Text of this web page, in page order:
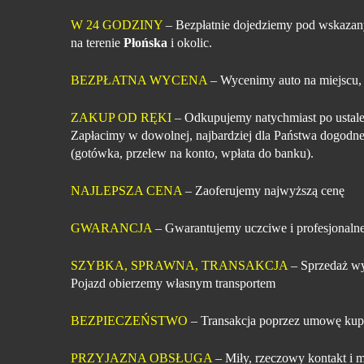
W 24 GODZINY – Bezpłatnie dojedziemy pod
na terenie Płońska i okolic.
BEZPŁATNA WYCENA – Wycenimy auto na
ZAKUP OD RĘKI – Odkupujemy natychmiast po
Zapłacimy w dowolnej, najbardziej dla Państwa
(gotówka, przelew na konto, wpłata do banku).
NAJLEPSZA CENA – Zaoferujemy najwyższą cenę
GWARANCJA – Gwarantujemy uczciwe i
SZYBKA, SPRAWNA, TRANSAKCJA – Sprzedaż
Pojazd obierzemy własnym transportem
BEZPIECZEŃSTWO – Transakcja poprzez umowę
PRZYJAZNA OBSŁUGA – Miły, rzeczowy kontakt i